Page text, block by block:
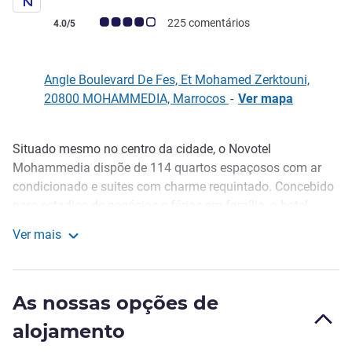
Nota clientes Avis (Classificação ALL)
4.0/5 225 comentários
Angle Boulevard De Fes, Et Mohamed Zerktouni,
20800 MOHAMMEDIA, Marrocos - Ver mapa
Descrição
Situado mesmo no centro da cidade, o Novotel
Mohammedia dispõe de 114 quartos espaçosos com ar
condicionado e suites com charme requintado. Concebido
reuniões modulares para vários eventos, um bar lounge,
e uma piscina e spa relaxantes.
Um hotel de 4 estrelas, o Novotel Mohammedia está
Ver mais
As nossas opções de
alojamento